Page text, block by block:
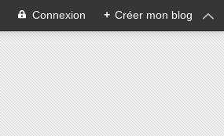
Connexion + Créer mon blog